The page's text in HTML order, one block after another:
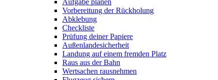
Aufgabe planen
Vorbereitung der Rückholung
Abklebung
Checkliste
Prüfung deiner Papiere
Außenlandesicherheit
Landung auf einem fremden Platz
Raus aus der Bahn
Wertsachen rausnehmen